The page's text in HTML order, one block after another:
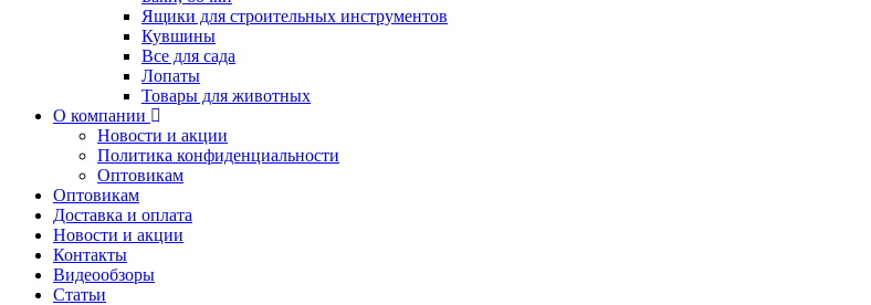
Ящики для строительных инструментов
Кувшины
Все для сада
Лопаты
Товары для животных
О компании
Новости и акции
Политика конфиденциальности
Оптовикам
Оптовикам
Доставка и оплата
Новости и акции
Контакты
Видеообзоры
Статьи